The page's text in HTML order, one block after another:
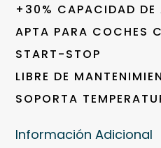
+30% CAPACIDAD DE
APTA PARA COCHES
START-STOP
LIBRE DE
SOPORTA
Información Adicional